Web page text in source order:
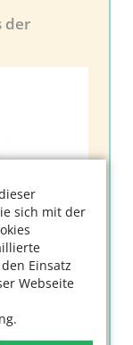
sich mit der
Einsatz
Webseite
der